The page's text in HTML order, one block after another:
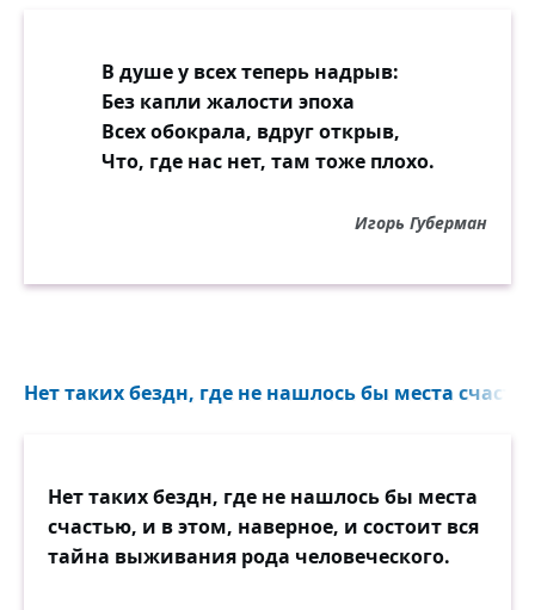
В душе у всех теперь надрыв:
Без капли жалости эпоха
Всех обокрала, вдруг открыв,
Что, где нас нет, там тоже плохо.
Игорь Губерман
Нет таких бездн, где не нашлось бы места
Нет таких бездн, где не нашлось бы места
счастью, и в этом, наверное, и состоит вся
тайна выживания рода человеческого.